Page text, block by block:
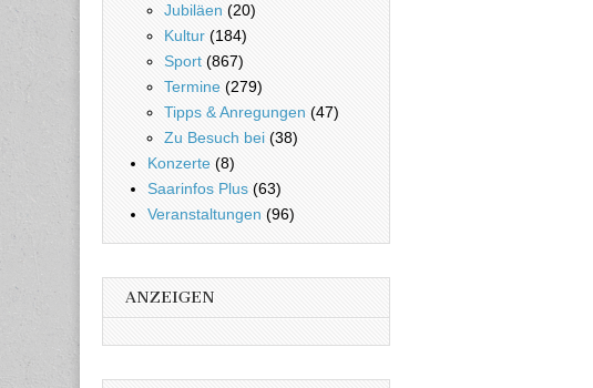
Jubiläen (20)
Kultur (184)
Sport (867)
Termine (279)
Tipps & Anregungen (47)
Zu Besuch bei (38)
Konzerte (8)
Saarinfos Plus (63)
Veranstaltungen (96)
ANZEIGEN